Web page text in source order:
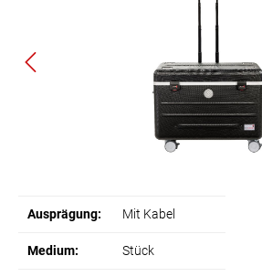
Ausprägung: Mit Kabel
Medium: Stück